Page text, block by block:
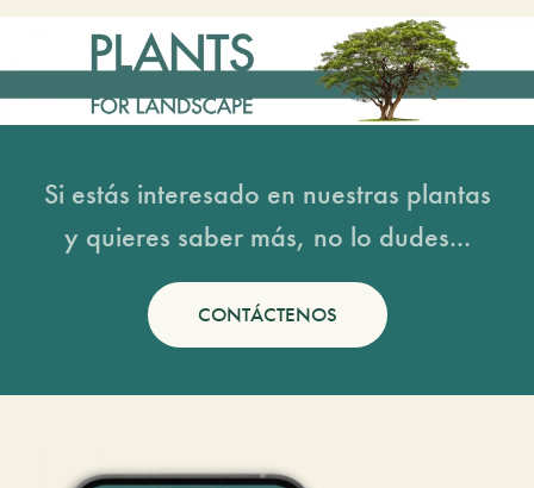
Si estás interesado en nuestras plantas
y quieres saber más, no lo dudes...
CONTÁCTENOS